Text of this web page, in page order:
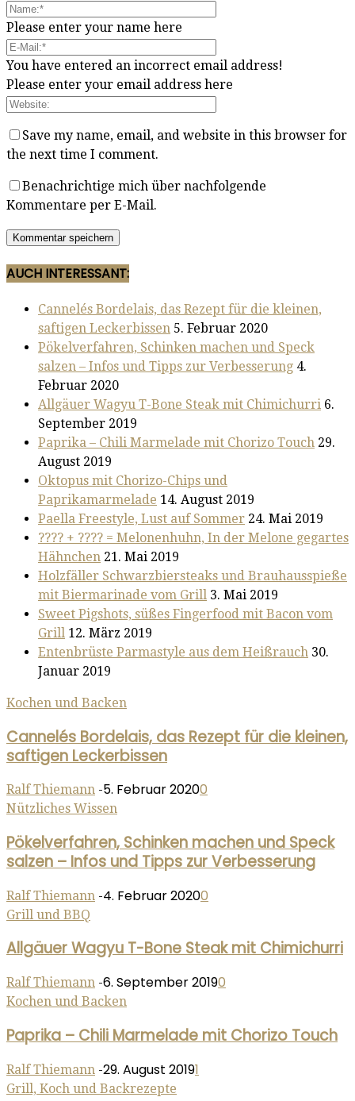
Please enter your name here
You have entered an incorrect email address!
Please enter your email address here
Save my name, email, and website in this browser for
the next time I comment.
Benachrichtige mich über nachfolgende
Kommentare per E-Mail.
AUCH INTERESSANT:
Cannelés Bordelais, das Rezept für die kleinen,
saftigen Leckerbissen 5. Februar 2020
Pökelverfahren, Schinken machen und Speck
salzen – Infos und Tipps zur Verbesserung 4.
Februar 2020
Allgäuer Wagyu T-Bone Steak mit Chimichurri 6.
September 2019
Paprika – Chili Marmelade mit Chorizo Touch 29.
August 2019
Oktopus mit Chorizo-Chips und
Paprikamarmelade 14. August 2019
Paella Freestyle, Lust auf Sommer 24. Mai 2019
???? + ???? = Melonenhuhn, In der Melone gegartes
Hähnchen 21. Mai 2019
Holzfäller Schwarzbiersteaks und Brauhausspieße
mit Biermarinade vom Grill 3. Mai 2019
Sweet Pigshots, süßes Fingerfood mit Bacon vom
Grill 12. März 2019
Entenbrüste Parmastyle aus dem Heißrauch 30.
Januar 2019
Kochen und Backen
Cannelés Bordelais, das Rezept für die kleinen,
saftigen Leckerbissen
Ralf Thiemann -5. Februar 20200
Nützliches Wissen
Pökelverfahren, Schinken machen und Speck
salzen – Infos und Tipps zur Verbesserung
Ralf Thiemann -4. Februar 20200
Grill und BBQ
Allgäuer Wagyu T-Bone Steak mit Chimichurri
Ralf Thiemann -6. September 20190
Kochen und Backen
Paprika – Chili Marmelade mit Chorizo Touch
Ralf Thiemann -29. August 20191
Grill, Koch und Backrezepte